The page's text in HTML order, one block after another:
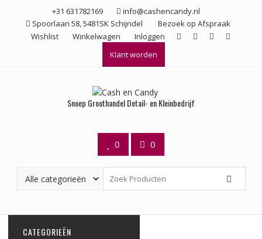
+31 631782169
info@cashencandy.nl
Spoorlaan 58, 5481SK Schijndel
Bezoek op Afspraak
Wishlist
Winkelwagen
Inloggen
Klant worden
Snoep Groothandel Detail- en Kleinbedrijf
0 0
CATEGORIEËN